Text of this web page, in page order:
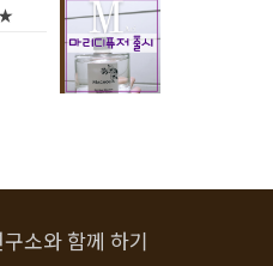
소와 함께 하기